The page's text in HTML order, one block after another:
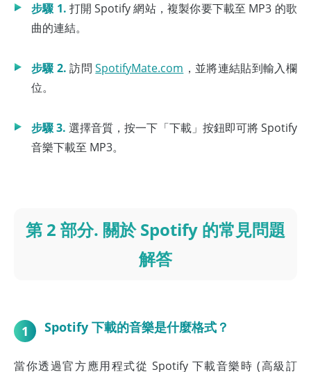
步驟 1. 打開 Spotify 網站，複製你要下載至 MP3 的歌
曲的連結。
步驟 2.訪問SpotifyMate.com ，並將連結貼到輸入欄
位。
步驟 3.選擇音質，按一下「下載」按鈕即可將 Spotify
音樂下載至 MP3。
第 2 部分. 關於 Spotify 的常見問題
解答
1 Spotify 下載的音樂是什麼格式？
當你透過官方應用程式從 Spotify 下載音樂時 (高級訂